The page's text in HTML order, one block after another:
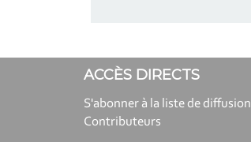
ACCÈS DIRECTS
S'abonner à la liste de diffusion
Contributeurs